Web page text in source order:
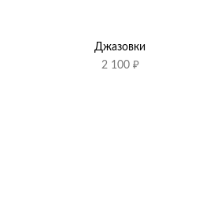
Джазовки
2 100 ₽